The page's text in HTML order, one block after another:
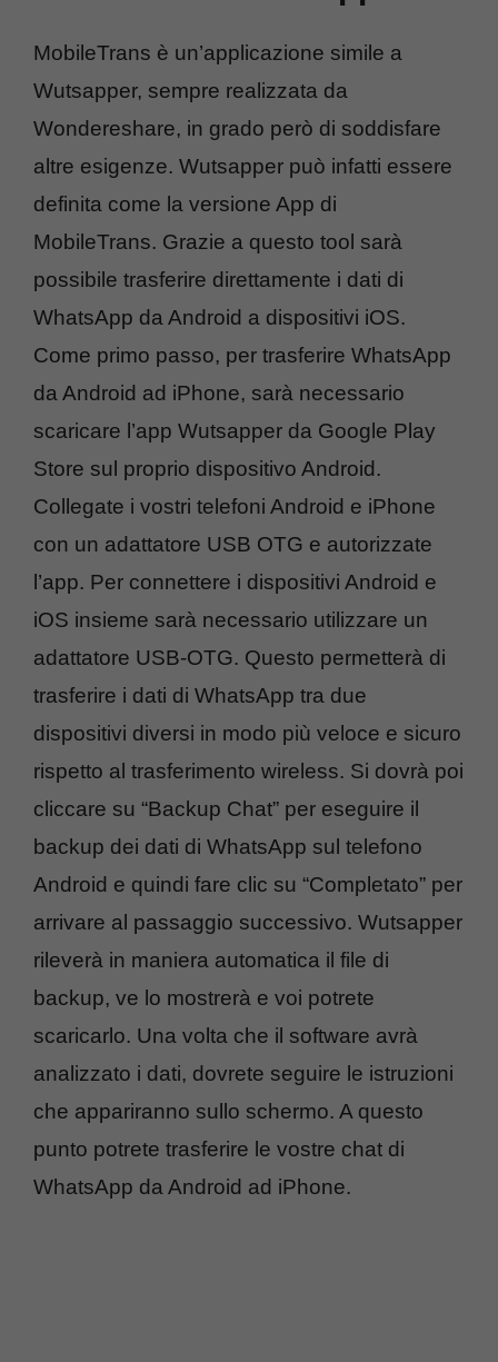
MobileTrans è un’applicazione simile a
Wutsapper, sempre realizzata da
Wondereshare, in grado però di soddisfare
altre esigenze. Wutsapper può infatti essere
definita come la versione App di
MobileTrans. Grazie a questo tool sarà
possibile trasferire direttamente i dati di
WhatsApp da Android a dispositivi iOS.
Come primo passo, per trasferire WhatsApp
da Android ad iPhone, sarà necessario
scaricare l’app Wutsapper da Google Play
Store sul proprio dispositivo Android.
Collegate i vostri telefoni Android e iPhone
con un adattatore USB OTG e autorizzate
l’app. Per connettere i dispositivi Android e
iOS insieme sarà necessario utilizzare un
adattatore USB-OTG. Questo permetterà di
trasferire i dati di WhatsApp tra due
dispositivi diversi in modo più veloce e sicuro
rispetto al trasferimento wireless. Si dovrà poi
cliccare su “Backup Chat” per eseguire il
backup dei dati di WhatsApp sul telefono
Android e quindi fare clic su “Completato” per
arrivare al passaggio successivo. Wutsapper
rileverà in maniera automatica il file di
backup, ve lo mostrerà e voi potrete
scaricarlo. Una volta che il software avrà
analizzato i dati, dovrete seguire le istruzioni
che appariranno sullo schermo. A questo
punto potrete trasferire le vostre chat di
WhatsApp da Android ad iPhone.